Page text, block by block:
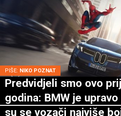
PIŠE: NIKO POZNAT
Predvidjeli smo ovo
godina: BMW je
su se vozači najviše